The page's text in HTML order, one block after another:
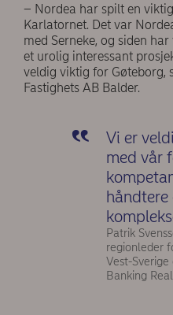
– Nordea har spilt en
Karlatornet. Det var
med Serneke, og siden
et urolig interessant
veldig viktig for Gøteborg,
Fastighets AB Balder.
Vi er
med vår
Patrik
regionleder
Vest-
Banking